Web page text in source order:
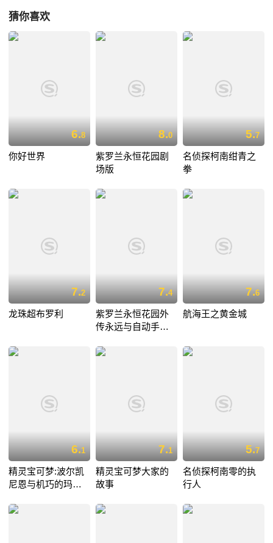
猜你喜欢
6.8
你好世界
8.0
紫罗兰永恒花园剧
场版
5.7
名侦探柯南绀青之
拳
7.2
龙珠超布罗利
7.4
紫罗兰永恒花园外
传永远与自动手记
7.6
航海王之黄金城
6.1
精灵宝可梦:波尔凯
尼恩与机巧的玛机
7.1
精灵宝可梦大家的
故事
5.7
名侦探柯南零的执
行人